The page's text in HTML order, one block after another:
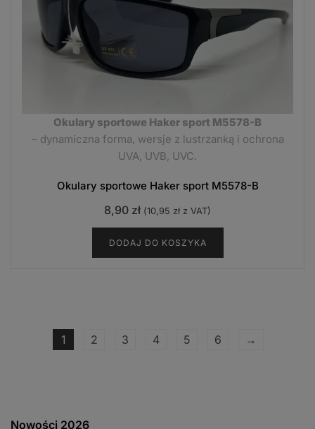
Okulary sportowe Haker sport M5578-B
– dynamiczna forma, wersje z lustrzanką i ochrona
UVA, UVB, UVC.
Okulary sportowe Haker sport M5578-B
8,90 zł (10,95 zł z VAT)
DODAJ DO KOSZYKA
1 2 3 4 5 6 →
Nowości 2026